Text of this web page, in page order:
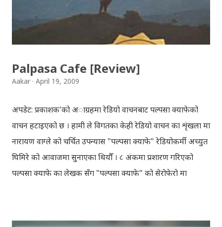
हटाउनुपर्ने भए जानकारी गराउनुहोला । फेरी एकपटक शुभ दिपावलीको
हार्दिक मंगलमय शुभकामना व्यक्त गर्दछौँ ।
Palpasa Cafe [Review]
Aakar April 19, 2009
अपडेट: प्रकाशक'को अाग्रहमा रेडियो वाचनबाट पल्पसा क्याफेको
वाचन हटाइएको छ । हामी ले विगतका केही रेडियो वाचन का शृंखला मा
नारायण वाग्ले को चर्चित उपन्यास "पल्पसा क्याफे" रेडियोकर्मी अच्युत
घिमिरे को आवाजमा सुनाएका थियौँ । ८ अंकमा प्रशारण गरिएको
पल्पसा क्याफे का लेखक सँग "पल्पसा क्याफे" को सेरोफेरो मा
भेटिएको खण्डमा हामी अवश्य पनि राख्ने नै छौँ । हामीले भनिरहनुपर्दैन,